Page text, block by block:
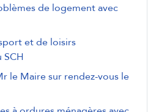
de logement avec
et de loisirs
SCH
le Maire sur rendez-vous le